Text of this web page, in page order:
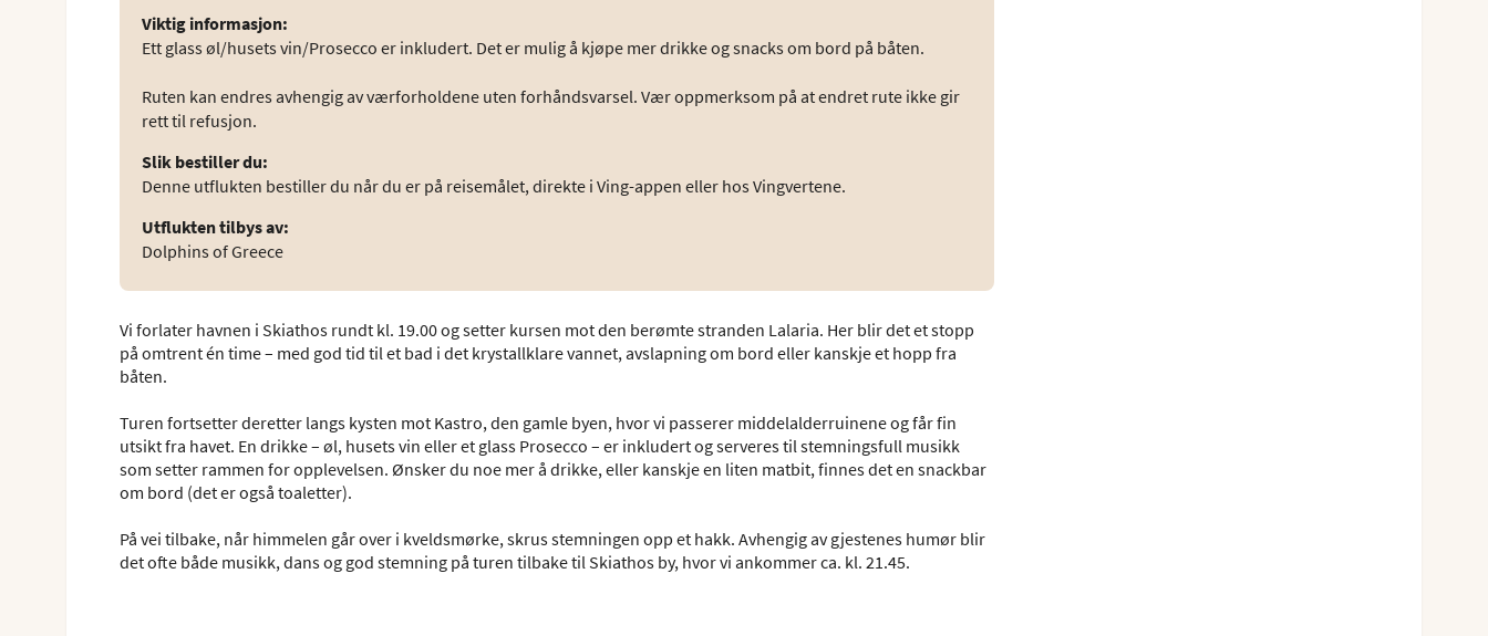
Viktig informasjon:
Ett glass øl/husets vin/Prosecco er inkludert. Det er mulig å kjøpe mer drikke og snacks om bord på båten.
Ruten kan endres avhengig av værforholdene uten forhåndsvarsel. Vær oppmerksom på at endret rute ikke gir
rett til refusjon.
Slik bestiller du:
Denne utflukten bestiller du når du er på reisemålet, direkte i Ving-appen eller hos Vingvertene.
Utflukten tilbys av:
Dolphins of Greece
Vi forlater havnen i Skiathos rundt kl. 19.00 og setter kursen mot den berømte stranden Lalaria. Her blir det et stopp
på omtrent én time – med god tid til et bad i det krystallklare vannet, avslapning om bord eller kanskje et hopp fra
båten.
Turen fortsetter deretter langs kysten mot Kastro, den gamle byen, hvor vi passerer middelalderruinene og får fin
utsikt fra havet. En drikke – øl, husets vin eller et glass Prosecco – er inkludert og serveres til stemningsfull musikk
som setter rammen for opplevelsen. Ønsker du noe mer å drikke, eller kanskje en liten matbit, finnes det en snackbar
om bord (det er også toaletter).
På vei tilbake, når himmelen går over i kveldsmørke, skrus stemningen opp et hakk. Avhengig av gjestenes humør blir
det ofte både musikk, dans og god stemning på turen tilbake til Skiathos by, hvor vi ankommer ca. kl. 21.45.